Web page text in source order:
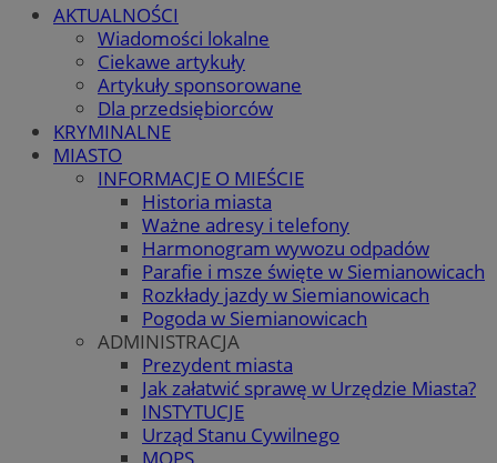
AKTUALNOŚCI
Wiadomości lokalne
Ciekawe artykuły
Artykuły sponsorowane
Dla przedsiębiorców
KRYMINALNE
MIASTO
INFORMACJE O MIEŚCIE
Historia miasta
Ważne adresy i telefony
Harmonogram wywozu odpadów
Parafie i msze święte w Siemianowicach
Rozkłady jazdy w Siemianowicach
Pogoda w Siemianowicach
ADMINISTRACJA
Prezydent miasta
Jak załatwić sprawę w Urzędzie Miasta?
INSTYTUCJE
Urząd Stanu Cywilnego